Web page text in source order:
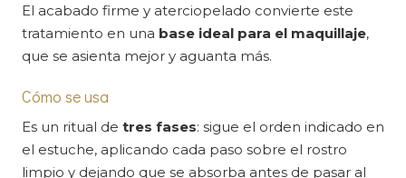
El acabado firme y aterciopelado convierte este
tratamiento en una base ideal para el maquillaje,
que se asienta mejor y aguanta más.
Cómo se usa
Es un ritual de tres fases: sigue el orden indicado en
el estuche, aplicando cada paso sobre el rostro
limpio y dejando que se absorba antes de pasar al